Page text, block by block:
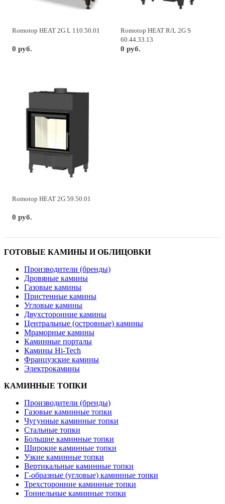
Romotop HEAT 2G L 110.50.01
0 руб.
Romotop HEAT R/L 2G S
60.44.33.13
0 руб.
Romotop HEAT 2G 59.50.01
0 руб.
ГОТОВЫЕ КАМИНЫ И ОБЛИЦОВКИ
Производители (бренды)
Дровяные камины
Газовые камины
Пристенные камины
Угловые камины
Двухсторонние камины
Центральные (островные) камины
Мраморные камины
Каминные порталы
Камины Hi-Tech
Французские камины
Электрокамины
КАМИННЫЕ ТОПКИ
Производители (бренды)
Газовые каминные топки
Чугунные каминные топки
Стальные топки
Большие каминные топки
Широкие каминные топки
Узкие каминные топки
Вертикальные каминные топки
Г-образные (угловые) каминные топки
Трехсторонние каминные топки
Тоннельные каминные топки